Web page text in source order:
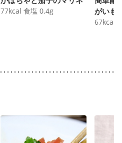
77kcal 食塩 0.4g
がいも
67kcal